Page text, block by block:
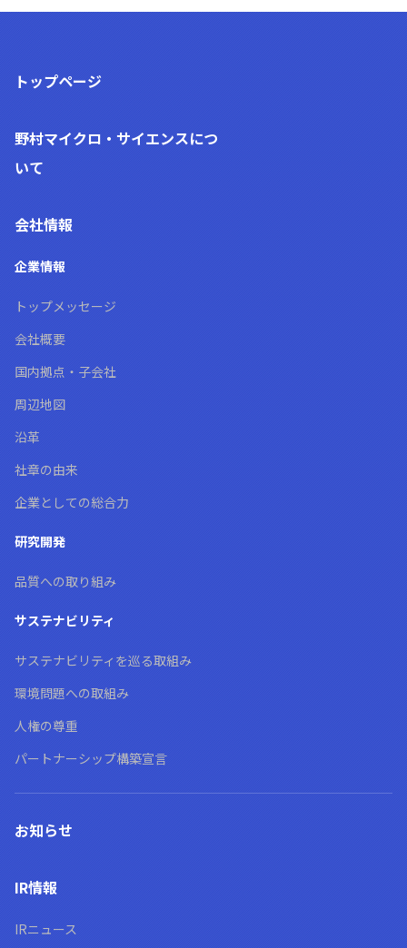
トップページ
野村マイクロ・サイエンスにつ
いて
会社情報
企業情報
トップメッセージ
会社概要
国内拠点・子会社
周辺地図
沿革
社章の由来
企業としての総合力
研究開発
品質への取り組み
サステナビリティ
サステナビリティを巡る取組み
環境問題への取組み
人権の尊重
パートナーシップ構築宣言
お知らせ
IR情報
IRニュース